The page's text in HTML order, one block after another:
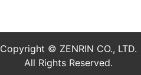
Copyright © ZENRIN CO., LTD.
All Rights Reserved.